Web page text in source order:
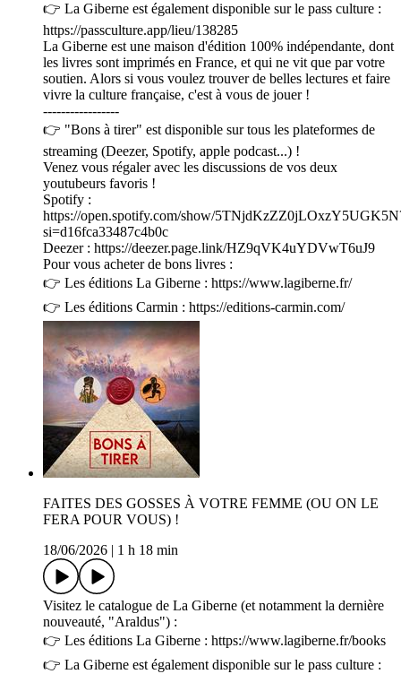
👉 La Giberne est également disponible sur le pass culture :
https://passculture.app/lieu/138285
La Giberne est une maison d'édition 100% indépendante, dont
les livres sont imprimés en France, et qui ne vit que par votre
soutien. Alors si vous voulez trouver de belles lectures et faire
vivre la culture française, c'est à vous de jouer !
-----------------
👉 "Bons à tirer" est disponible sur tous les plateformes de
streaming (Deezer, Spotify, apple podcast...) !
Venez vous régaler avec les discussions de vos deux
youtubeurs favoris !
Spotify :
https://open.spotify.com/show/
si=d16fca33487c4b0c
Deezer : https://deezer.page.link/HZ9qVK4uYDVwT6uJ9
Pour vous acheter de bons livres :
👉 Les éditions La Giberne : https://www.lagiberne.fr/
👉 Les éditions Carmin : https://editions-carmin.com/
FAITES DES GOSSES À VOTRE FEMME (OU ON LE
FERA POUR VOUS) !
18/06/2026
1 h 18 min
Visitez le catalogue de La Giberne (et notamment la dernière
nouveauté, "Araldus") :
👉 Les éditions La Giberne : https://www.lagiberne.fr/books
👉 La Giberne est également disponible sur le pass culture :